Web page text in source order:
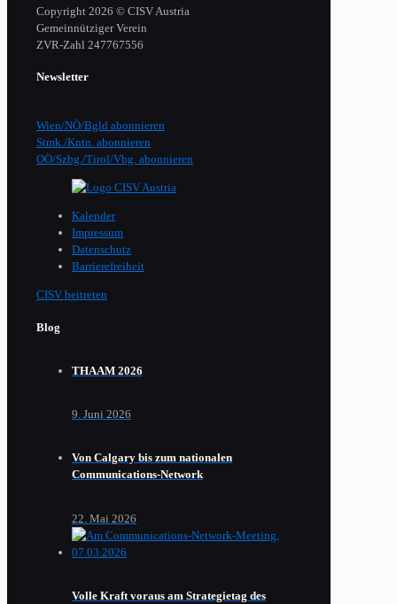
Copyright 2026 © CISV Austria
Gemeinnütziger Verein
​ZVR-Zahl 247767556
Newsletter
Wien/NÖ/Bgld abonnieren
Stmk./Kntn. abonnieren
OÖ/Szbg./Tirol/Vbg. abonnieren
Kalender
Impressum
Datenschutz
Barrierefreiheit
CISV beitreten
Blog
THAAM 2026
9. Juni 2026
Von Calgary bis zum nationalen
Communications-Network
22. Mai 2026
Volle Kraft voraus am Strategietag des